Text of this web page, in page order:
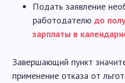
Подать заявление
работодателю до
зарплаты в
Завершающий пункт
применение отказа от